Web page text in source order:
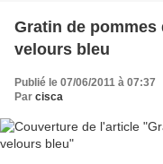
Gratin de pommes
velours bleu
Publié le 07/06/2011 à 07:37
Par cisca